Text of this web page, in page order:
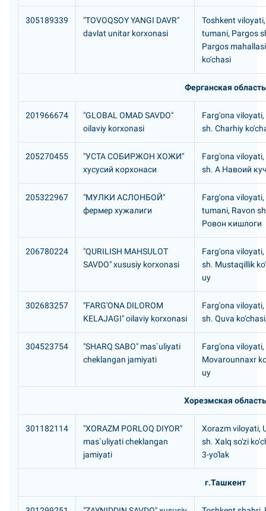
305189339
"TOVOQSOY YANGI DAVR"
davlat unitar korxonasi
Toshkent
tumani, Pargos
Pargos
ko'chasi
Ферганская область
201966674
"GLOBAL OMAD SAVDO"
oilaviy korxonasi
Farg'ona
sh. Charhiy
205270455
"УСТА СОБИРЖОH ХОЖИ"
хусусий корхонаси
Farg'ona
sh. А Hавоий
205322967
"МУЛКИ АСЛОHБОЙ"
фермер хужалиги
Farg'ona viloyati,
tumani, Ravon
Ровон кишлоги
206780224
"QURILISH MAHSULOT
SAVDO" xususiy korxonasi
Farg'ona
sh. Мustaqillik
uy
302683257
"FARG'ONA DILOROM
KELAJAGI" oilaviy korxonasi
Farg'ona
sh. Quva
304523754
"SHARQ SABO" mas`uliyati
cheklangan jamiyati
Farg'ona viloyati,
Movarounnaxr
uy
Хорезмская область
301182114
"XORAZM PORLOQ DIYOR"
mas`uliyati cheklangan
jamiyati
Xorazm viloyati,
sh. Xalq so'zi
3-yo'lak
г.Ташкент